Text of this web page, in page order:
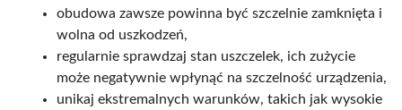
obudowa zawsze powinna być szczelnie zamknięta i
wolna od uszkodzeń,
regularnie sprawdzaj stan uszczelek, ich zużycie
może negatywnie wpłynąć na szczelność urządzenia,
unikaj ekstremalnych warunków, takich jak wysokie